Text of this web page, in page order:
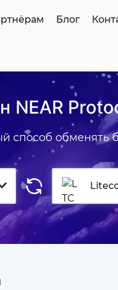
Блог
NEAR
способ обменять